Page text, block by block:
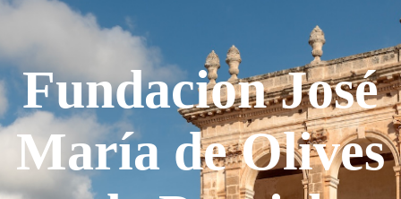
Edifici
neoclàssic de la